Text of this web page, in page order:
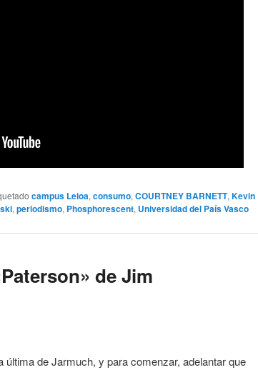
campus Leioa, consumo, COURTNEY BARNETT, Kevin
, periodismo, Phosphorescent, Universidad del País Vasco
de Jim
última de Jarmuch, y para comenzar, adelantar que